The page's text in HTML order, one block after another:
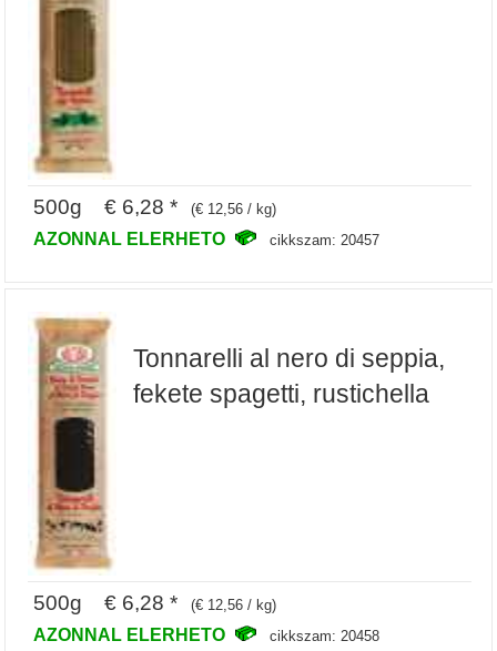
500g € 6,28 * (€ 12,56 / kg)
AZONNAL ELERHETO cikkszam: 20457
Tonnarelli al nero di seppia,
fekete spagetti, rustichella
500g € 6,28 * (€ 12,56 / kg)
AZONNAL ELERHETO cikkszam: 20458